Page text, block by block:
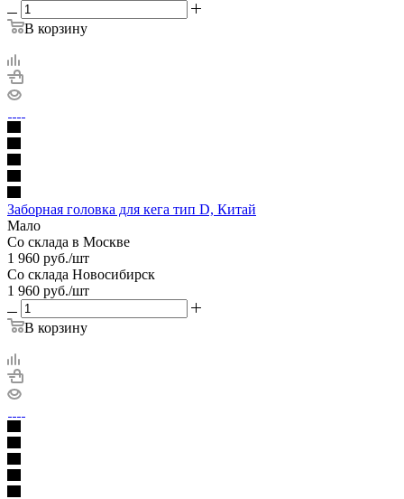
В корзину
Заборная головка для кега тип D, Китай
Мало
Со склада в Москве
1 960 руб./шт
Со склада Новосибирск
1 960 руб./шт
В корзину